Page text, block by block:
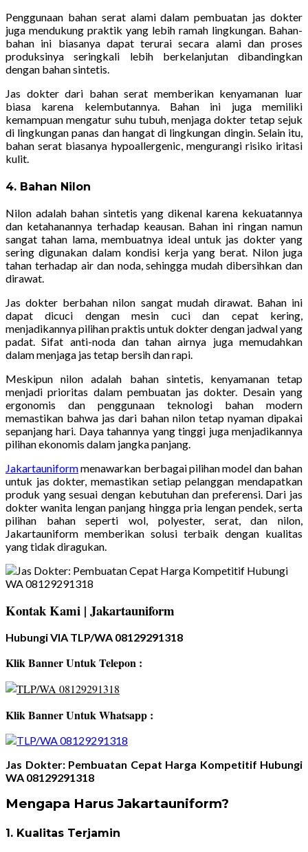
Penggunaan bahan serat alami dalam pembuatan jas dokter
juga mendukung praktik yang lebih ramah lingkungan. Bahan-
bahan ini biasanya dapat terurai secara alami dan proses
produksinya seringkali lebih berkelanjutan dibandingkan
dengan bahan sintetis.
Jas dokter dari bahan serat memberikan kenyamanan luar
biasa karena kelembutannya. Bahan ini juga memiliki
kemampuan mengatur suhu tubuh, menjaga dokter tetap sejuk
di lingkungan panas dan hangat di lingkungan dingin. Selain itu,
bahan serat biasanya hypoallergenic, mengurangi risiko iritasi
kulit.
4. Bahan Nilon
Nilon adalah bahan sintetis yang dikenal karena kekuatannya
dan ketahanannya terhadap keausan. Bahan ini ringan namun
sangat tahan lama, membuatnya ideal untuk jas dokter yang
sering digunakan dalam kondisi kerja yang berat. Nilon juga
tahan terhadap air dan noda, sehingga mudah dibersihkan dan
dirawat.
Jas dokter berbahan nilon sangat mudah dirawat. Bahan ini
dapat dicuci dengan mesin cuci dan cepat kering,
menjadikannya pilihan praktis untuk dokter dengan jadwal yang
padat. Sifat anti-noda dan tahan airnya juga memudahkan
dalam menjaga jas tetap bersih dan rapi.
Meskipun nilon adalah bahan sintetis, kenyamanan tetap
menjadi prioritas dalam pembuatan jas dokter. Desain yang
ergonomis dan penggunaan teknologi bahan modern
memastikan bahwa jas dari bahan nilon tetap nyaman dipakai
sepanjang hari. Daya tahannya yang tinggi juga menjadikannya
pilihan ekonomis dalam jangka panjang.
Jakartauniformmenawarkan berbagai pilihan model dan bahan
untuk jas dokter, memastikan setiap pelanggan mendapatkan
produk yang sesuai dengan kebutuhan dan preferensi. Dari jas
dokter wanita lengan panjang hingga pria lengan pendek, serta
pilihan bahan seperti wol, polyester, serat, dan nilon,
Jakartauniform memberikan solusi terbaik dengan kualitas
yang tidak diragukan.
Kontak Kami | Jakartauniform
Hubungi VIA TLP/WA 08129291318
Klik Banner Untuk Telepon :
Klik Banner Untuk Whatsapp :
Jas Dokter: Pembuatan Cepat Harga Kompetitif Hubungi
WA 08129291318
Mengapa Harus Jakartauniform?
1. Kualitas Terjamin